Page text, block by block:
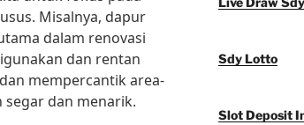
Misalnya, dapur
dalam renovasi
dan rentan
mempercantik area-
dan menarik.
Sdy Lotto
Slot Deposit